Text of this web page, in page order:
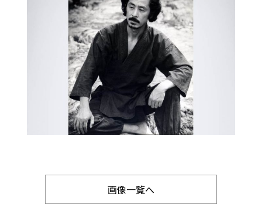
画像一覧へ